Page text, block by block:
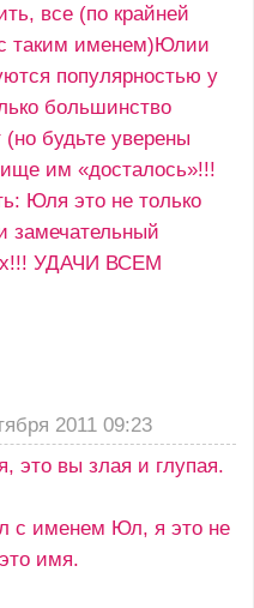
все (по крайней
таким именем)Юлии
популярностью у
большинство
будьте уверены
им «досталось»!!!
Юля это не только
замечательный
УДАЧИ ВСЕМ
2011 09:23
это вы злая и глупая.
с именем Юл, я это не
имя.